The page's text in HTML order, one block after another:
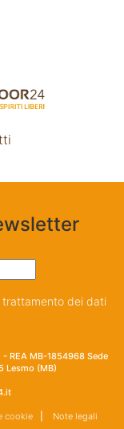
dei dati
REA MB-1854968 Sede
Lesmo (MB)
cookie| Note legali